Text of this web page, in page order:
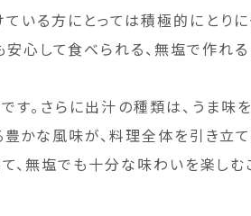
いる方にとっては積極的にとり
心して食べられる、無塩で作れ
す。さらに出汁の種類は、うま味
かな風味が、料理全体を引き立て
、無塩でも十分な味わいを楽しむ